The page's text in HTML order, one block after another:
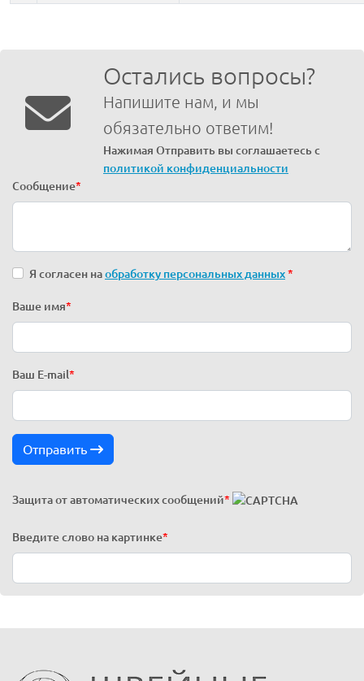
Остались вопросы?
Напишите нам, и мы
обязательно ответим!
Нажимая Отправить вы соглашаетесь с
политикой конфиденциальности
Сообщение*
Я согласен наобработку персональных данных*
Ваше имя*
Ваш E-mail *
Отправить
Защита от автоматических сообщений*
Введите слово на картинке*